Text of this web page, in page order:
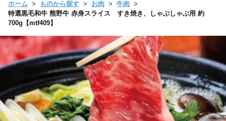
ホーム ものから探す お肉
牛肉
特選黒毛和牛 熊野牛 赤身スライス すき焼き、しゃぶしゃぶ用 約
700g【mtf409】